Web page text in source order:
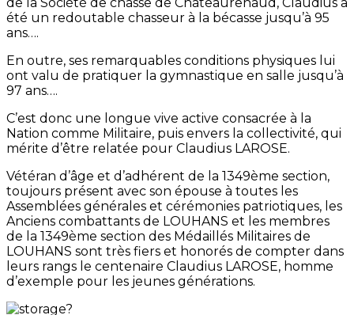
de la Société de chasse de Châteaurenaud, Claudius a
été un redoutable chasseur à la bécasse jusqu’à 95
ans….
En outre, ses remarquables conditions physiques lui
ont valu de pratiquer la gymnastique en salle jusqu’à
97 ans….
C’est donc une longue vive active consacrée à la
Nation comme Militaire, puis envers la collectivité, qui
mérite d’être relatée pour Claudius LAROSE.
Vétéran d’âge et d’adhérent de la 1349ème section,
toujours présent avec son épouse à toutes les
Assemblées générales et cérémonies patriotiques, les
Anciens combattants de LOUHANS et les membres
de la 1349ème section des Médaillés Militaires de
LOUHANS sont très fiers et honorés de compter dans
leurs rangs le centenaire Claudius LAROSE, homme
d’exemple pour les jeunes générations.